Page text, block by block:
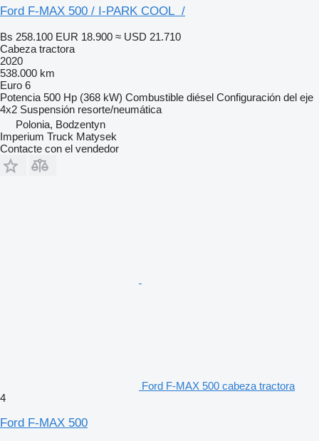
Ford F-MAX 500 / I-PARK COOL /
Bs 258.100 EUR 18.900 ≈ USD 21.710
Cabeza tractora
2020
538.000 km
Euro 6
Potencia 500 Hp (368 kW) Combustible diésel Configuración del eje
4x2 Suspensión resorte/neumática
Polonia, Bodzentyn
Imperium Truck Matysek
Contacte con el vendedor
Ford F-MAX 500 cabeza tractora
4
Ford F-MAX 500